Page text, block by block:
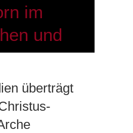
im
und
überträgt